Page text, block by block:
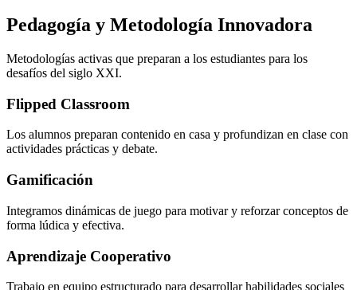
Pedagogía y Metodología Innovadora
Metodologías activas que preparan a los estudiantes para los
desafíos del siglo XXI.
Flipped Classroom
Los alumnos preparan contenido en casa y profundizan en clase con
actividades prácticas y debate.
Gamificación
Integramos dinámicas de juego para motivar y reforzar conceptos de
forma lúdica y efectiva.
Aprendizaje Cooperativo
Trabajo en equipo estructurado para desarrollar habilidades sociales